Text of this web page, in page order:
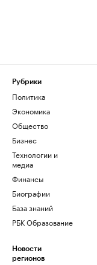
Рубрики
Политика
Экономика
Общество
Бизнес
Технологии и
медиа
Финансы
Биографии
База знаний
РБК Образование
Новости
регионов